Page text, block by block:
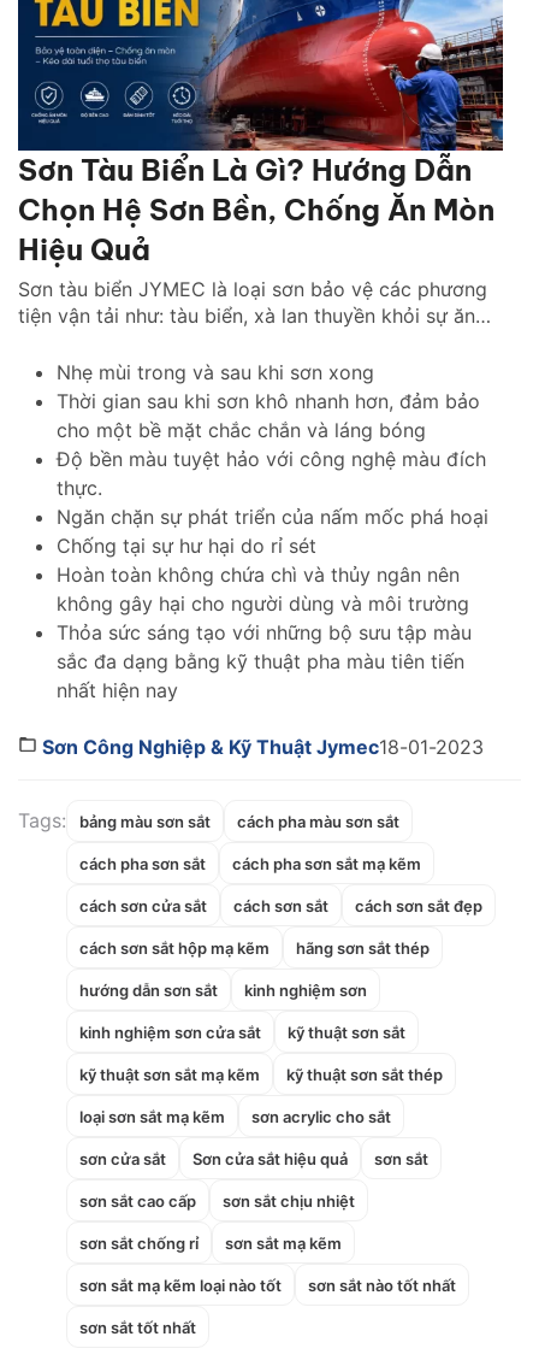
Sơn Tàu Biển Là Gì? Hướng Dẫn
Chọn Hệ Sơn Bền, Chống Ăn Mòn
Hiệu Quả
Sơn tàu biển JYMEC là loại sơn bảo vệ các phương
tiện vận tải như: tàu biển, xà lan thuyền khỏi sự ăn
Nhẹ mùi trong và sau khi sơn xong
Thời gian sau khi sơn khô nhanh hơn, đảm bảo
cho một bề mặt chắc chắn và láng bóng
Độ bền màu tuyệt hảo với công nghệ màu đích
thực.
Ngăn chặn sự phát triển của nấm mốc phá hoại
Chống tại sự hư hại do rỉ sét
Hoàn toàn không chứa chì và thủy ngân nên
không gây hại cho người dùng và môi trường
Thỏa sức sáng tạo với những bộ sưu tập màu
sắc đa dạng bằng kỹ thuật pha màu tiên tiến
nhất hiện nay
Sơn Công Nghiệp & Kỹ Thuật Jymec18-01-2023
Tags: bảng màu sơn sắt cách pha màu sơn sắt
cách pha sơn sắt cách pha sơn sắt mạ kẽm
cách sơn cửa sắt cách sơn sắt cách sơn sắt đẹp
cách sơn sắt hộp mạ kẽm hãng sơn sắt thép
hướng dẫn sơn sắt kinh nghiệm sơn
kinh nghiệm sơn cửa sắt kỹ thuật sơn sắt
kỹ thuật sơn sắt mạ kẽm kỹ thuật sơn sắt thép
loại sơn sắt mạ kẽm sơn acrylic cho sắt
sơn cửa sắt Sơn cửa sắt hiệu quả sơn sắt
sơn sắt cao cấp sơn sắt chịu nhiệt
sơn sắt chống rỉ sơn sắt mạ kẽm
sơn sắt mạ kẽm loại nào tốt sơn sắt nào tốt nhất
sơn sắt tốt nhất